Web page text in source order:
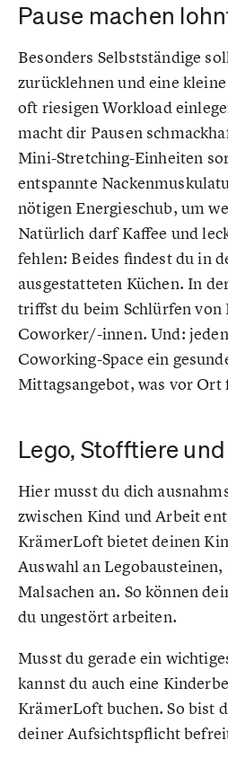
Pause machen
Besonders Selbstständige
zurücklehnen und eine
oft riesigen Workload
macht dir Pausen
Mini-Stretching-Einheiten
entspannte
nötigen Energieschub, um
Natürlich darf Kaffee und
fehlen: Beides findest du in
ausgestatteten Küchen. In
triffst du beim Schlürfen von
Coworker/-innen. Und:
Coworking-Space ein
Mittagsangebot, was vor
Lego, Stofftiere
Hier musst du dich
zwischen Kind und Arbeit
KrämerLoft bietet deinen
Auswahl an
Malsachen an. So können
du ungestört arbeiten.
Musst du gerade ein
kannst du auch eine
KrämerLoft buchen. So bist
deiner Aufsichtspflicht